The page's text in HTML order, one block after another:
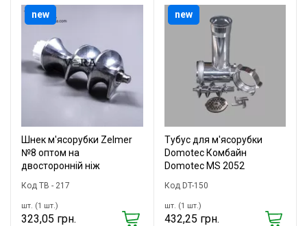
Шнек м'ясорубки Zelmer
№8 оптом на
двосторонній ніж
Код TB - 217
шт. (1 шт.)
323,05 грн.
new
Тубус для м'ясорубки
Domotec Комбайн
Domotec MS 2052
Код DT-150
шт. (1 шт.)
432,25 грн.
new